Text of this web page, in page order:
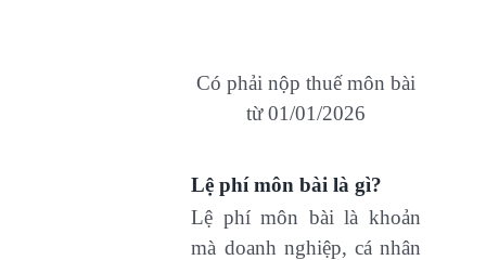
Có phải nộp thuế môn bài
từ 01/01/2026
Lệ phí môn bài là gì?
Lệ phí môn bài là khoản
mà doanh nghiệp, cá nhân